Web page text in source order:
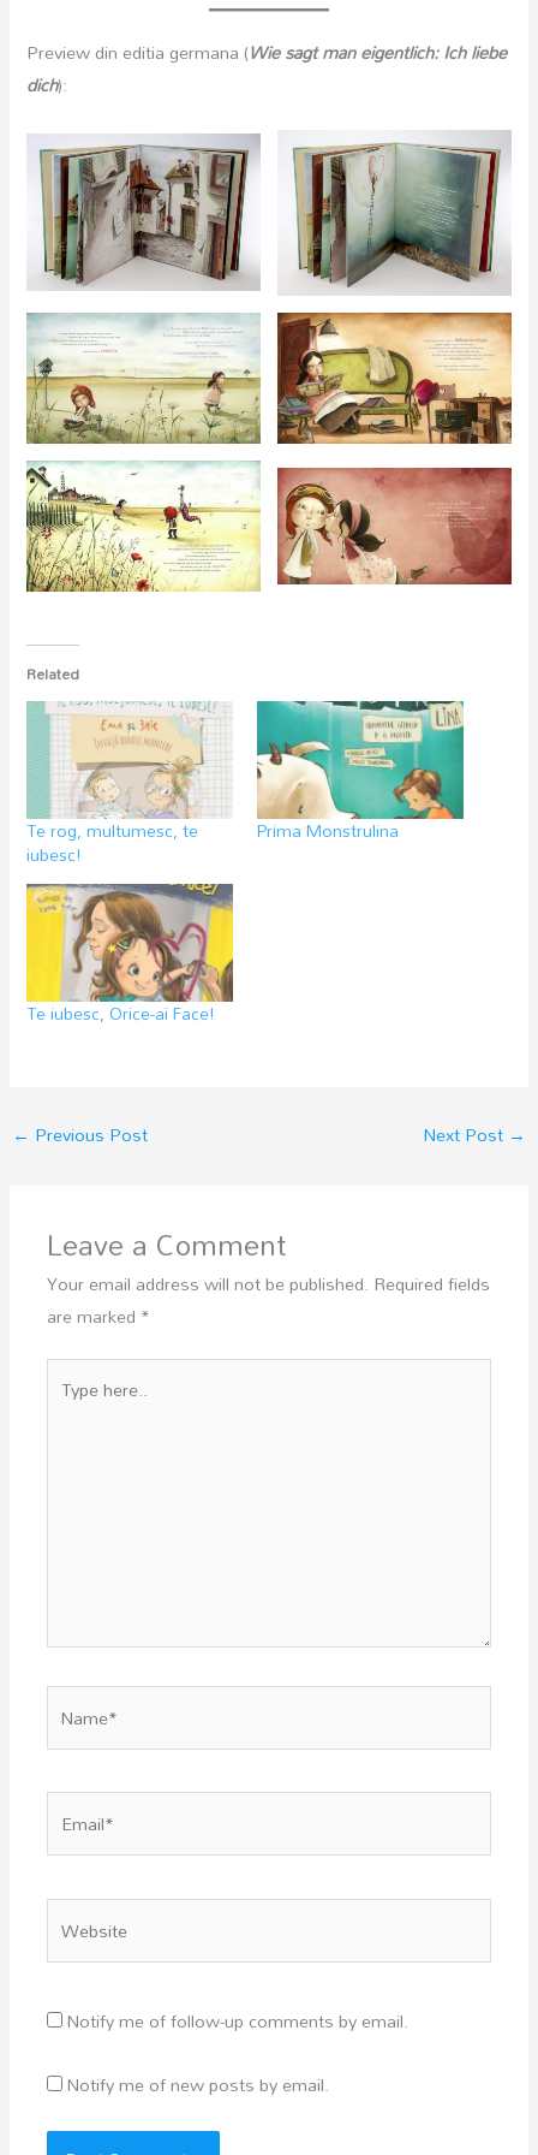
Preview din editia germana (Wie sagt man eigentlich: Ich liebe
dich):
Related
Te rog, multumesc, te
iubesc!
Prima Monstrulina
Te iubesc, Orice-ai Face!
← Previous Post Next Post →
Leave a Comment
Your email address will not be published. Required fields
are marked *
here..
Notify me of follow-up comments by email.
Notify me of new posts by email.